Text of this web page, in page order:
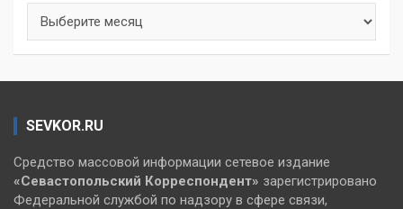
SEVKOR.RU
Средство массовой информации сетевое издание
«Севастопольский Корреспондент» зарегистрировано
Федеральной службой по надзору в сфере связи,